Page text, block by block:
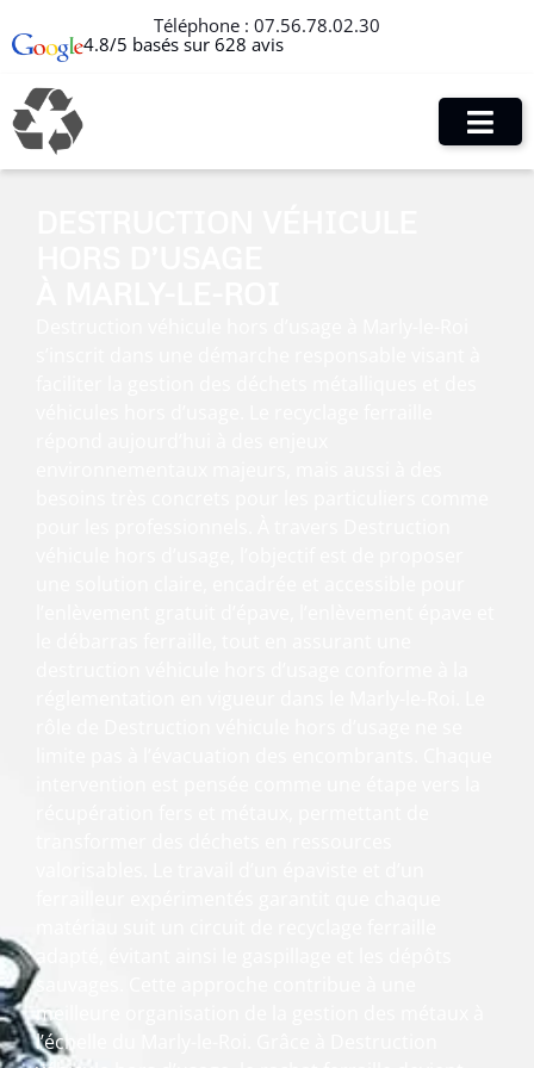
Téléphone : 07.56.78.02.30
4.8/5 basés sur 628 avis
adapté, évitant ainsi le gaspillage et les dépôts
sauvages. Cette approche contribue à une
meilleure organisation de la gestion des métaux à
l’échelle du Marly-le-Roi. Grâce à Destruction